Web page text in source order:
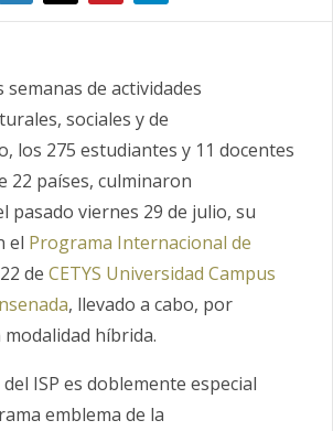
semanas de actividades
sociales y de
los 275 estudiantes y 11 docentes
22 países, culminaron
pasado viernes 29 de julio, su
el Programa Internacional de
de CETYS Universidad Campus
, llevado a cabo, por
híbrida.
ISP es doblemente especial
emblema de la